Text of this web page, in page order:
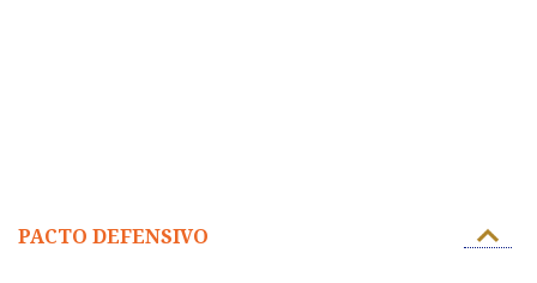
PACTO DEFENSIVO